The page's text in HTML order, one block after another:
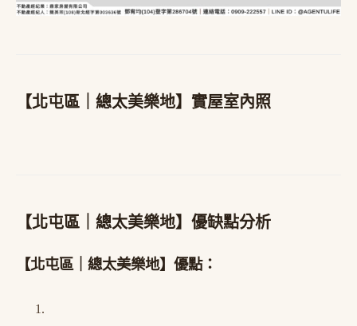
【北屯區｜總太美樂地】實屋室內照
【北屯區｜總太美樂地】優缺點分析
【北屯區｜總太美樂地】優點：